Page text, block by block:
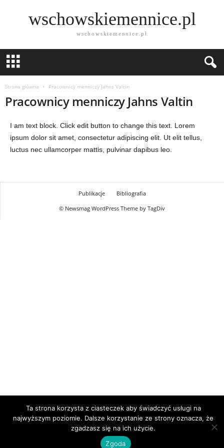
wschowskiemennice.pl
wschowskiemennice.pl
Strona główna Pracownicy menniczy Jahns Valtin
Pracownicy menniczy Jahns Valtin
I am text block. Click edit button to change this text. Lorem
ipsum dolor sit amet, consectetur adipiscing elit. Ut elit tellus,
luctus nec ullamcorper mattis, pulvinar dapibus leo.
Publikacje
Bibliografia
© Newsmag WordPress Theme by TagDiv
Ta strona korzysta z ciasteczek aby świadczyć usługi na
najwyższym poziomie. Dalsze korzystanie ze strony oznacza, że
zgadzasz się na ich użycie.
Zgoda